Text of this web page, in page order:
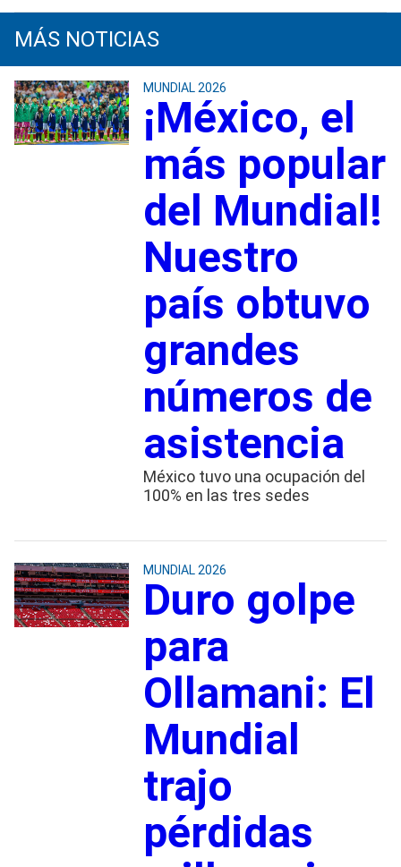
MÁS NOTICIAS
MUNDIAL 2026
¡México, el
más popular
del Mundial!
Nuestro
país obtuvo
grandes
números de
asistencia
México tuvo una ocupación del
100% en las tres sedes
MUNDIAL 2026
Duro golpe
para
Ollamani: El
Mundial
trajo
pérdidas